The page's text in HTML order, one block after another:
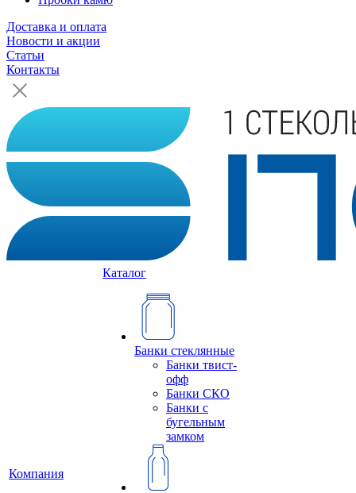
Доставка и оплата
Новости и акции
Статьи
Контакты
Компания
Каталог
Банки стеклянные
Банки твист-
офф
Банки СКО
Банки с
бугельным
замком